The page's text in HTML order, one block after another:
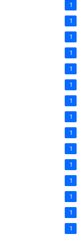
1
1
1
1
1
1
1
1
1
1
1
1
1
1
1